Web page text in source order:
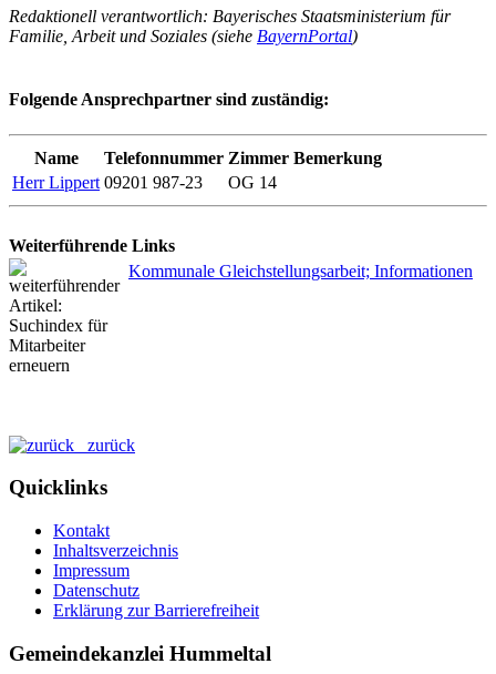
Redaktionell verantwortlich: Bayerisches Staatsministerium für
Familie, Arbeit und Soziales (siehe BayernPortal)
Folgende Ansprechpartner sind zuständig:
Name Telefonnummer Zimmer Bemerkung
Herr Lippert 09201 987-23 OG 14
Weiterführende Links
Kommunale Gleichstellungsarbeit; Informationen
zurück
Quicklinks
Kontakt
Inhaltsverzeichnis
Impressum
Datenschutz
Erklärung zur Barrierefreiheit
Gemeindekanzlei Hummeltal